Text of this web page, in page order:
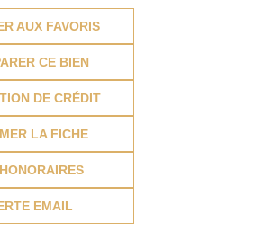
AUX FAVORIS
CE BIEN
DE CRÉDIT
LA FICHE
EMAIL